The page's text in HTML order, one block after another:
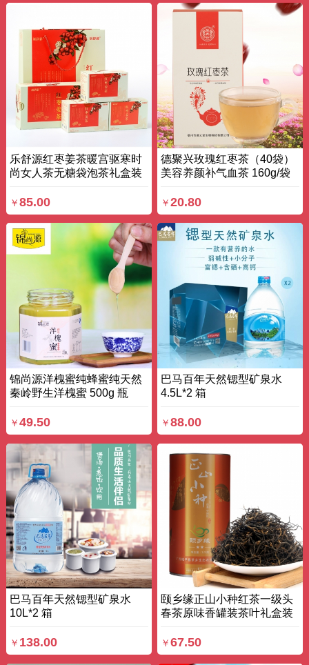
乐舒源红枣姜茶暖宫驱寒时
尚女人茶无糖袋泡茶礼盒装
￥ 85.00
德聚兴玫瑰红枣茶（40袋）
美容养颜补气血茶 160g/袋
￥20.80
锦尚源洋槐蜜纯蜂蜜纯天然
秦岭野生洋槐蜜 500g 瓶
￥ 49.50
巴马百年天然锶型矿泉水
4.5L*2 箱
￥88.00
巴马百年天然锶型矿泉水
10L*2 箱
￥ 138.00
颐乡缘正山小种红茶一级头
春茶原味香罐装茶叶礼盒装
￥67.50